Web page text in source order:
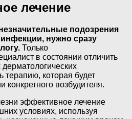
лечение
подозрения
нужно сразу
Только
в состоянии отличить
терапию, которая будет
возбудителя.
эффективное лечение
условиях, используя